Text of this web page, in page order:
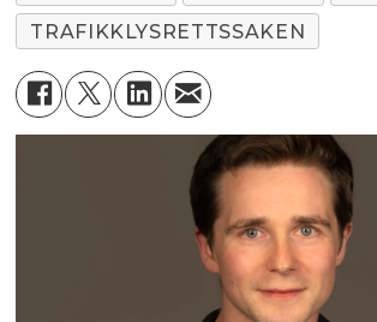
TRAFIKKLYSRETTSSAKEN